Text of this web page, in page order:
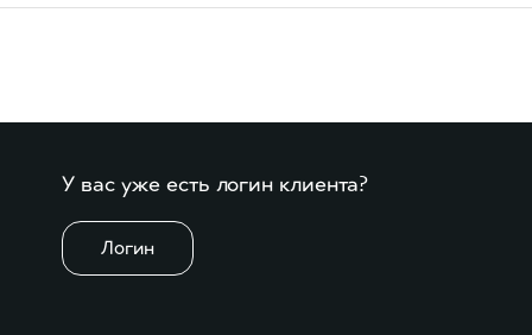
У вас уже есть логин клиента?
Логин